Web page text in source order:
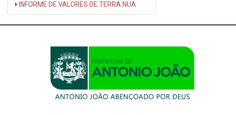
INFORME DE VALORES DE TERRA NUA